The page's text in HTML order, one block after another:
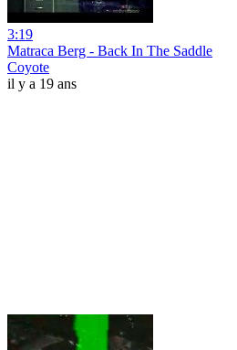
3:19
Matraca Berg - Back In The Saddle
Coyote
il y a 19 ans